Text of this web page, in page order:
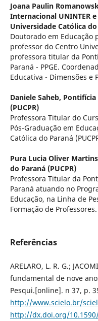
Joana Paulin
Internacional UNINTER
Universidade Católica do
Doutorado em Educação
professor do Centro
professora titular da
Paraná - PPGE.
Educativa - Dimensões e
Daniele Saheb, Pontifícia
(PUCPR)
Professora Titular do
Pós-Graduação em
Católica do Paraná
Pura Lucia Oliver
do Paraná (PUCPR)
Professora Titular da
Paraná atuando no
Educação, na Linha de
Formação de Professores.
Referências
ARELARO, L. R. G.;
fundamental de nove
Pesqui.[online]. n 37, p.
http://www.scielo.br/
http://dx.doi.org/10.1590/